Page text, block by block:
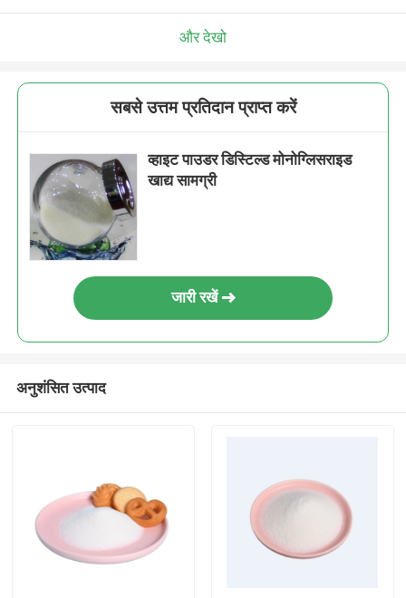
और देखो
सबसे उत्तम प्रतिदान प्राप्त करें
व्हाइट पाउडर डिस्टिल्ड मोनोग्लिसराइड
खाद्य सामग्री
जारी रखें
अनुशंसित उत्पाद